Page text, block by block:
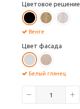
Цветовое решение
Венге
Цвет фасада
Белый глянец